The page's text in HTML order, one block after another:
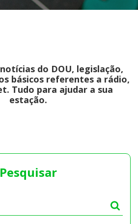
do DOU, legislação,
básicos referentes a rádio,
Tudo para ajudar a sua
estação.
Pesquisar